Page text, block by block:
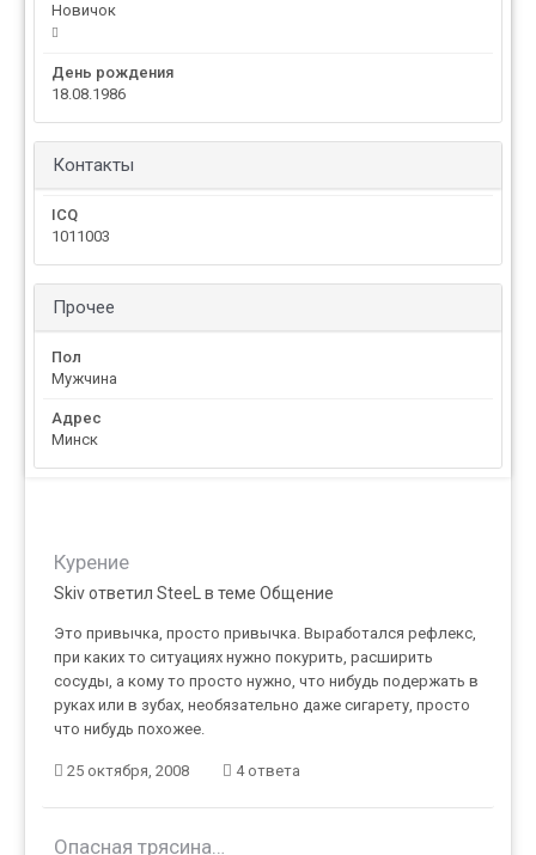
Новичок
День рождения
18.08.1986
Контакты
ICQ
1011003
Прочее
Пол
Мужчина
Адрес
Минск
Курение
Skiv ответил SteeL в теме Общение
Это привычка, просто привычка. Выработался рефлекс,
при каких то ситуациях нужно покурить, расширить
сосуды, а кому то просто нужно, что нибудь подержать в
руках или в зубах, необязательно даже сигарету, просто
что нибудь похожее.
25 октября, 2008 4 ответа
Опасная трясина…